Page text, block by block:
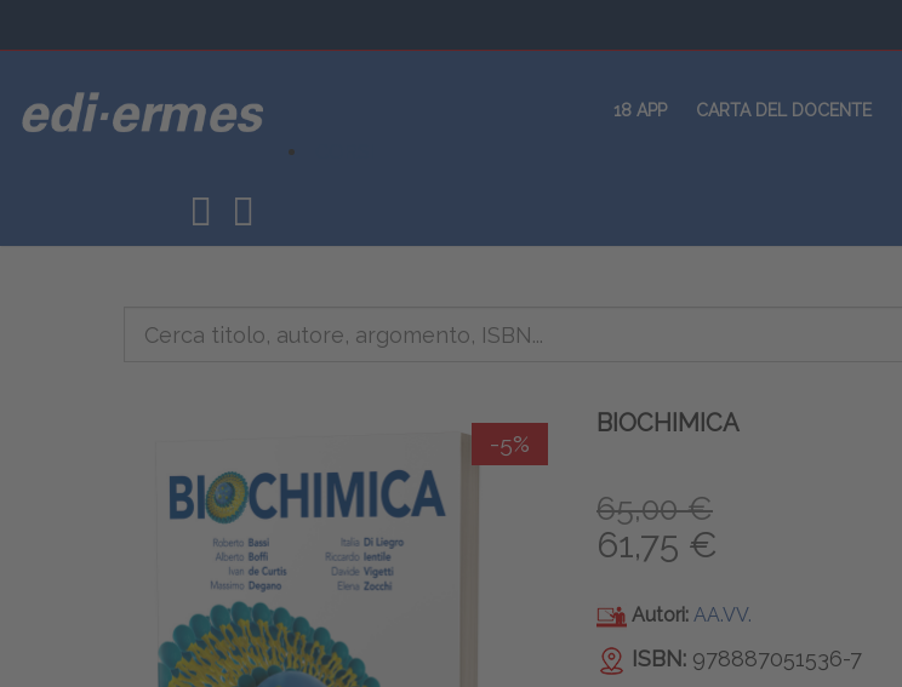
18 APP CARTA DEL DOCENTE
-5%
BIOCHIMICA
65,00 €
61,75 €
Autori: AA.VV.
ISBN: 978887051536-7